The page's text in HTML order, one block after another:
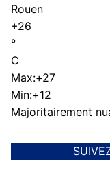
Rouen
+26
°
C
Max:+27
Min:+12
Majoritairement